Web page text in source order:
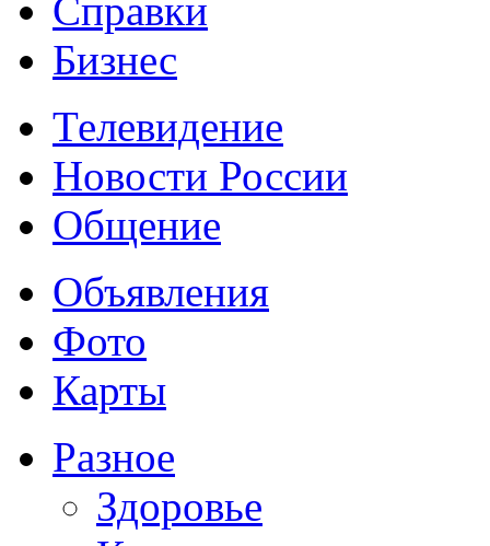
Справки
Бизнес
Телевидение
Новости России
Общение
Объявления
Фото
Карты
Разное
Здоровье